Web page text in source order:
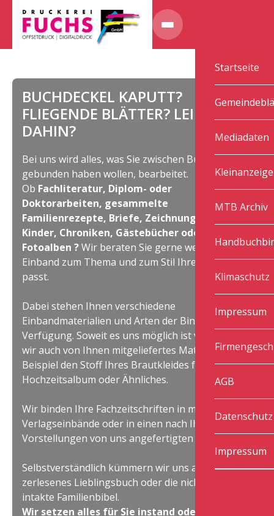
Startseite
Mediadaten
MTB Archiv
Klimaschutz
Impressum
AGB
Datenschutz
Impressum
BUCHDECKEL KAPUTT?
FLIEGENDE BLÄTTER? LEIMUNG
DAHIN?
Bei uns wird alles, was Sie zwischen Buchdeckel
gebunden haben wollen, bearbeitet.
Ob Fachliteratur, Diplom- oder
Doktorarbeiten, gesammelte
Familienrezepte, Briefe, Zeichnungen der
Kinder, Chroniken, Gästebücher oder
Fotoalben ?Wir beraten Sie gerne welcher
Einband zum Thema und zum Stil Ihres Buches
passt.
Dabei stehen Ihnen verschiedene
Einbandmaterialien und Arten der Bindung zur
Verfügung. Soweit es uns möglich ist verwenden
wir auch von Ihnen mitgeliefertes Material, zum
Beispiel den Stoff Ihres Brautkleides für Ihr
Hochzeitsalbum oder Ähnliches.
Wir binden Ihre Fachzeitschriften in mitgelieferte
Verlagseinbände oder in einen nach Ihren
Vorstellungen von uns angefertigten Einband.
Selbstverständlich kümmern wir uns auch um Ihr
zerlesenes Lieblingsbuch oder die nicht mehr
intakte Familienbibel.
Wir setzen alles für Sie instand oder